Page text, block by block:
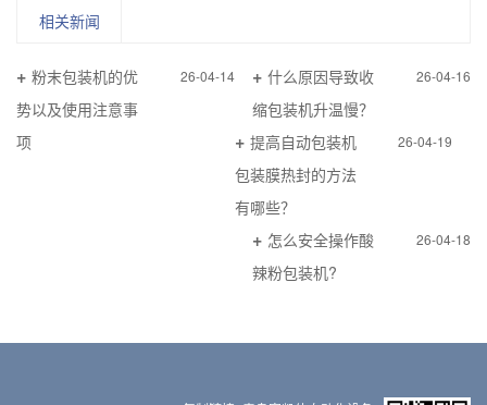
相关新闻
粉末包装机的优
势以及使用注意事
项
26-04-14
什么原因导致收
缩包装机升温慢？
26-04-16
提高自动包装机
包装膜热封的方法
有哪些？
26-04-19
怎么安全操作酸
辣粉包装机?
26-04-18